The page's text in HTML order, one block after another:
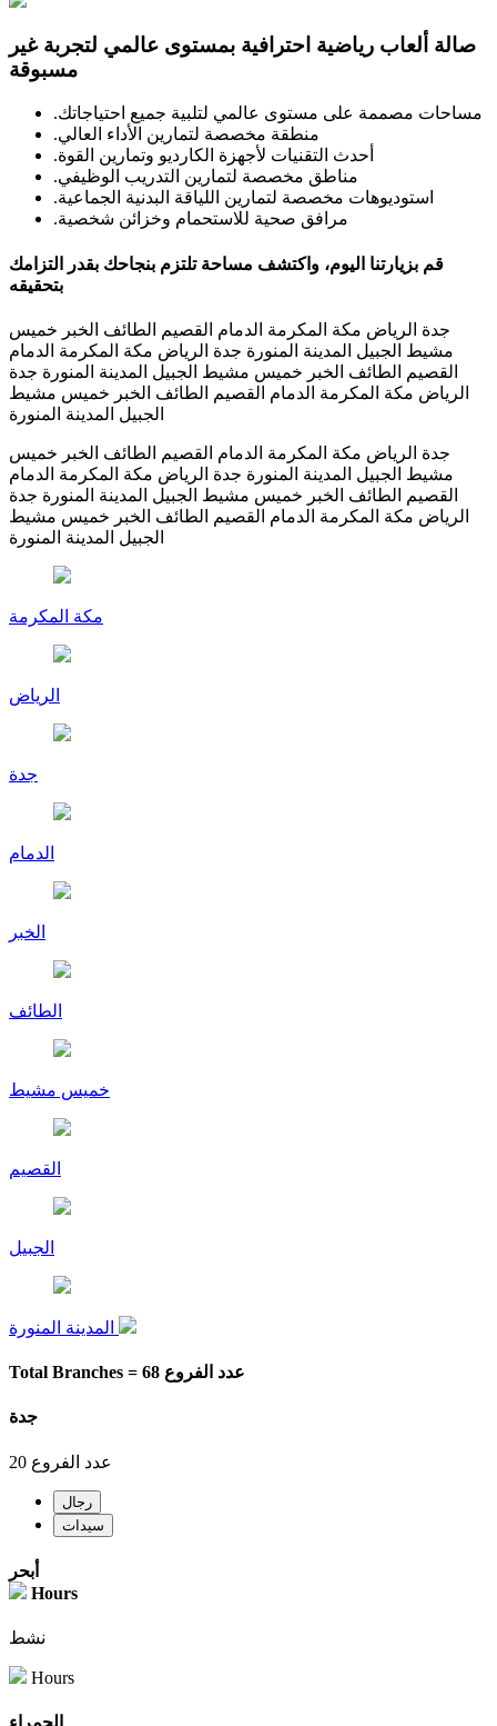
صالة ألعاب رياضية احترافية بمستوى عالمي لتجربة غير
مسبوقة
.مساحات مصممة على مستوى عالمي لتلبية جميع احتياجاتك
.منطقة مخصصة لتمارين الأداء العالي
.أحدث التقنيات لأجهزة الكارديو وتمارين القوة
.مناطق مخصصة لتمارين التدريب الوظيفي
.استوديوهات مخصصة لتمارين اللياقة البدنية الجماعية
.مرافق صحية للاستحمام وخزائن شخصية
قم بزيارتنا اليوم، واكتشف مساحة تلتزم بنجاحك بقدر التزامك
بتحقيقه
جدة الرياض مكة المكرمة الدمام القصيم الطائف الخبر خميس
مشيط الجبيل المدينة المنورة جدة الرياض مكة المكرمة الدمام
القصيم
الطائف الخبر خميس مشيط الجبيل المدينة المنورة جدة
الرياض مكة المكرمة الدمام القصيم الطائف الخبر خميس مشيط
الجبيل المدينة المنورة
جدة الرياض مكة المكرمة الدمام القصيم الطائف الخبر خميس
مشيط الجبيل المدينة المنورة جدة الرياض مكة المكرمة الدمام
القصيم
الطائف الخبر خميس مشيط الجبيل المدينة المنورة جدة
الرياض مكة المكرمة الدمام القصيم الطائف الخبر خميس مشيط
الجبيل المدينة المنورة
مكة المكرمة
الرياض
جدة
الدمام
الخبر
الطائف
خميس مشيط
القصيم
الجبيل
Total Branches = 68 عدد الفروع
جدة
20 عدد الفروع
رجال
سيدات
أبحر
Hours
نشط
Hours